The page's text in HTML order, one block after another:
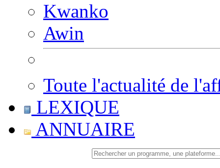
Kwanko
Awin
Toute l'actualité de
LEXIQUE
ANNUAIRE